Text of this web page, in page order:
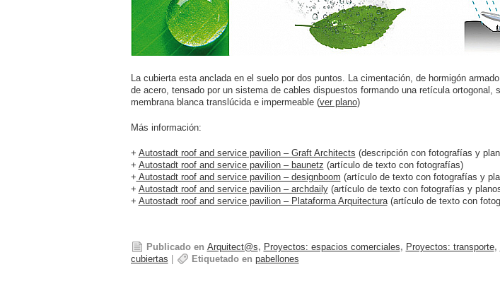
La cubierta esta anclada en el suelo por dos puntos. La cimentación, de hormigón
de acero, tensado por un sistema de cables dispuestos formando una retícula ortogonal,
membrana blanca translúcida e impermeable (ver plano)
Más información:
+ Autostadt roof and service pavilion – Graft Architects (descripción con fotografías y
+ Autostadt roof and service pavilion – baunetz (artículo de texto con fotografías)
+ Autostadt roof and service pavilion – designboom (artículo de texto con fotografías y
+ Autostadt roof and service pavilion – archdaily(artículo de texto con fotografías y
+ Autostadt roof and service pavilion – Plataforma Arquitectura(artículo de texto con
Publicado en Arquitect@s, Proyectos: espacios comerciales, Proyectos: transporte,
cubiertas
Etiquetado en pabellones